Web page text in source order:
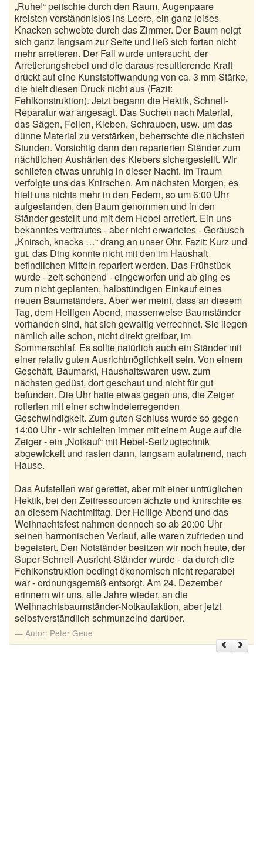
„Ruhe!“ peitschte durch den Raum, Augenpaare
kreisten verständnislos ins Leere, ein ganz leises
Knacken schwebte durch das Zimmer. Der Baum neigt
sich ganz langsam zur Seite und ließ sich fortan nicht
mehr arretieren. Der Fall wurde untersucht, der
Arretierungshebel und die daraus resultierende Kraft
drückt auf eine Kunststoffwandung von ca. 3 mm Stärke,
die hielt diesen Druck nicht aus (Fazit:
Fehlkonstruktion). Jetzt begann die Hektik, Schnell-
Reparatur war angesagt. Das Suchen nach Material,
das Sägen, Feilen, Kleben, Schrauben, usw. um das
dünne Material zu verstärken, beherrschte die nächsten
Stunden. Vorsichtig dann den reparierten Ständer zum
nächtlichen Aushärten des Klebers sichergestellt. Wir
schliefen etwas unruhig in dieser Nacht. Im Traum
verfolgte uns das Knirschen. Am nächsten Morgen, es
hielt uns nichts mehr in den Federn, so um 6:00 Uhr
aufgestanden, den Baum genommen und in den
Ständer gestellt und mit dem Hebel arretiert. Ein uns
bekanntes vertrautes - aber nicht erwartetes - Geräusch
„Knirsch, knacks …“ drang an unser Ohr. Fazit: Kurz und
gut, das Ding konnte nicht mit den im Haushalt
befindlichen Mitteln repariert werden. Das Frühstück
wurde - zeit-schonend - eingeworfen und ab ging es
zum nicht geplanten, halbstündigen Einkauf eines
neuen Baumständers. Aber wer meint, dass an diesem
Tag, dem Heiligen Abend, massenweise Baumständer
vorhanden sind, hat sich gewaltig verrechnet. Sie liegen
nämlich alle schon, nicht direkt greifbar, im
Sommerschlaf. Es sollte natürlich auch ein Ständer mit
einer relativ guten Ausrichtmöglichkeit sein. Von einem
Geschäft, Baumarkt, Haushaltswaren usw. zum
nächsten gedüst, dort geschaut und nicht für gut
befunden. Die Uhr hatte etwas gegen uns, die Zeiger
rotierten mit einer schwindelerregenden
Geschwindigkeit. Zum guten Schluss wurde so gegen
14:00 Uhr - wir schielten immer mit einem Auge auf die
Zeiger - ein „Notkauf“ mit Hebel-Seilzugtechnik
abgewickelt und rasten dann, langsam aufatmend, nach
Hause.
Das Aufstellen war gerettet, aber mit einer untrüglichen
Hektik, bei den Zeitressourcen ächzte und knirschte es
an diesem Nachtmittag. Der Heilige Abend und das
Weihnachtsfest nahmen dennoch so ab 20:00 Uhr
seinen harmonischen Verlauf, alle waren zufrieden und
begeistert. Den Notständer besitzen wir noch heute, der
Super-Schnell-Ausricht-Ständer wurde - da durch die
Fehlkonstruktion bedingt ökonomisch nicht reparabel
war - ordnungsgemäß entsorgt. Am 24. Dezember
erinnern wir uns, alle Jahre wieder, an die
Weihnachtsbaumständer-Notkaufaktion, aber jetzt
selbstverständlich schmunzelnd darüber.
Autor: Peter Geue